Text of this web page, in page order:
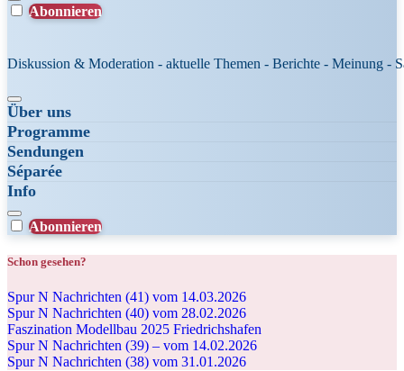
Abonnieren
Diskussion & Moderation - aktuelle Themen - Berichte - Meinung -
Über uns
Programme
Sendungen
Séparée
Info
Abonnieren
Schon gesehen?
Spur N Nachrichten (41) vom 14.03.2026
Spur N Nachrichten (40) vom 28.02.2026
Faszination Modellbau 2025 Friedrichshafen
Spur N Nachrichten (39) – vom 14.02.2026
Spur N Nachrichten (38) vom 31.01.2026